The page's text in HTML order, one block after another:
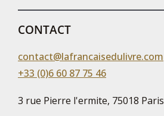
CONTACT
contact@lafrancaisedulivre.com
+33 (0)6 60 87 75 46
3 rue Pierre l'ermite, 75018 Paris